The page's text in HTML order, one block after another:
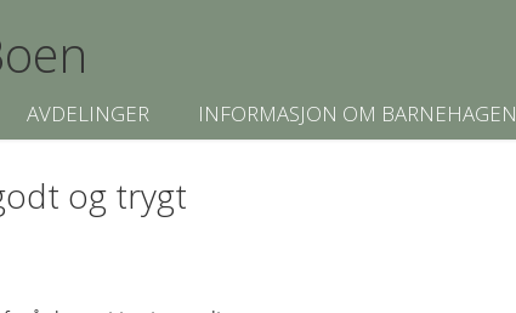
AVDELINGER INFORMASJON OM BARNEHAGEN
og trygt